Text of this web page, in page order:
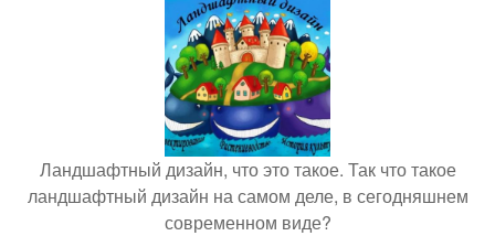
Ландшафтный дизайн, что это такое. Так что такое
ландшафтный дизайн на самом деле, в сегодняшнем
современном виде?